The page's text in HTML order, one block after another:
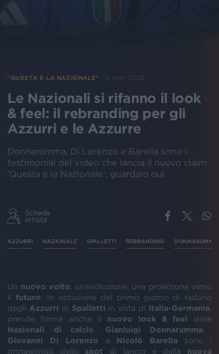
“QUESTA È LA NAZIONALE” 18 mar 2025
Le Nazionali si rifanno il look
& feel: il rebranding per gli
Azzurri e le Azzurre
Donnarumma, Di Lorenzo e Barella sono i
testimonial del video che lancia il nuovo claim
'Questa è la Nazionale': guardalo qui
Scheda
artista
AZZURRI NAZIONALE SPALLETTI REBRANDING DONNARUMMA
Un nuovo volto , un’evoluzione, una proiezione verso
il futuro . In occasione del primo giorno di raduno
degli Azzurri di Spalletti in vista di Italia-Germania
prende forma anche il nuovo look & feel
delle
Nazionali di calcio
Gianluigi Donnarumma
Giovanni Di Lorenzo eNicolò Barella sono i
protagonisti dello spot di lancio e della nuova